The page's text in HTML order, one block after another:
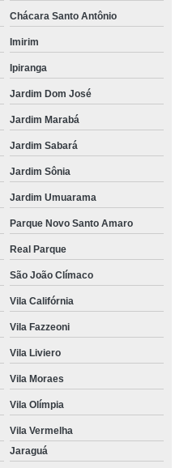
Chácara Santo Antônio
Imirim
Ipiranga
Jardim Dom José
Jardim Marabá
Jardim Sabará
Jardim Sônia
Jardim Umuarama
Parque Novo Santo Amaro
Real Parque
São João Clímaco
Vila Califórnia
Vila Fazzeoni
Vila Liviero
Vila Moraes
Vila Olímpia
Vila Vermelha
Jaraguá